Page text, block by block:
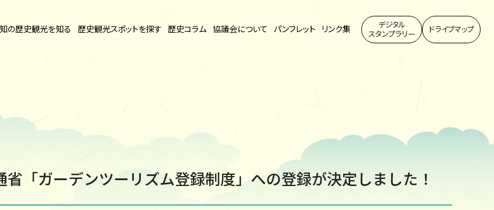
の歴史観光を知る 歴史観光スポットを探す 歴史コラム 協議会について パンフレット リンク集
デジタル
スタンプラリー
ドライブマップ
省「ガーデンツーリズム登録制度」への登録が決定しました！